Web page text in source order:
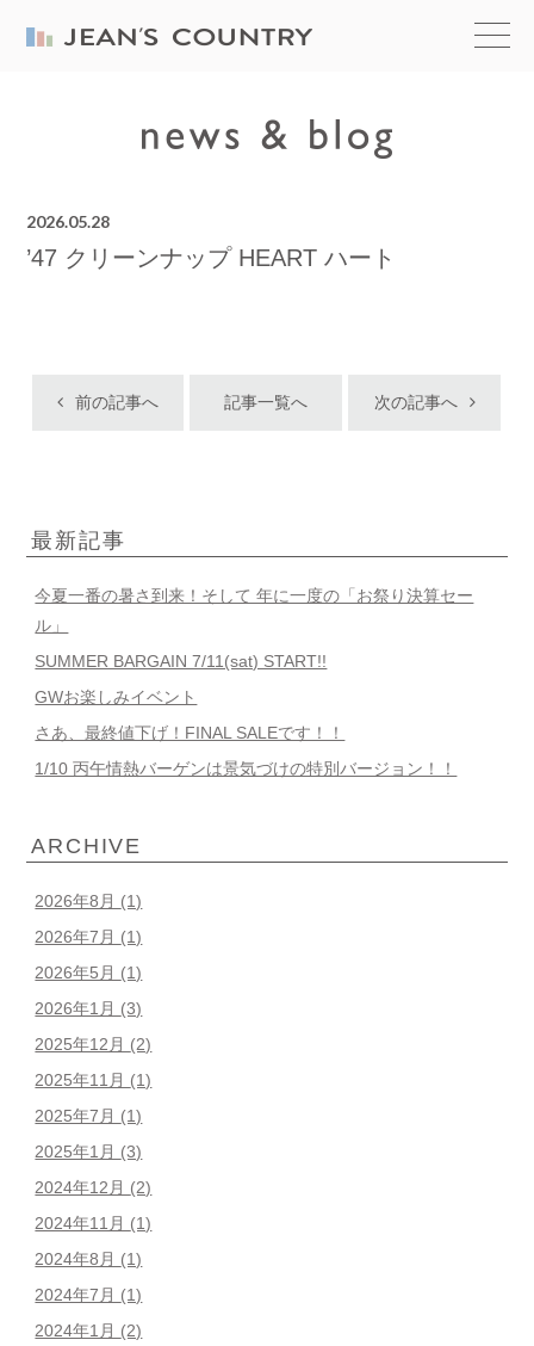
2026.05.28
’47 クリーンナップ HEART ハート
前の記事へ 記事一覧へ 次の記事へ
最新記事
今夏一番の暑さ到来！そして 年に一度の「お祭り決算セー
ル」
SUMMER BARGAIN 7/11(sat) START!!
GWお楽しみイベント
さあ、最終値下げ！FINAL SALEです！！
1/10 丙午情熱バーゲンは景気づけの特別バージョン！！
ARCHIVE
2026年8月 (1)
2026年7月 (1)
2026年5月 (1)
2026年1月 (3)
2025年12月 (2)
2025年11月 (1)
2025年7月 (1)
2025年1月 (3)
2024年12月 (2)
2024年11月 (1)
2024年8月 (1)
2024年7月 (1)
2024年1月 (2)